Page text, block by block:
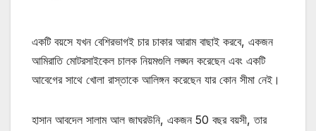
একটি বয়সে যখন বেশিরভাগই চার চাকার আরাম বাছাই করবে, একজন
আমিরাতি মোটরসাইকেল চালক নিয়মগুলি লঙ্ঘন করেছেন এবং একটি
আবেগের সাথে খোলা রাস্তাকে আলিঙ্গন করেছেন যার কোন সীমা নেই।
হাসান আবদেল সালাম আল জাঘরউনি, একজন 50 বছর বয়সী, তার